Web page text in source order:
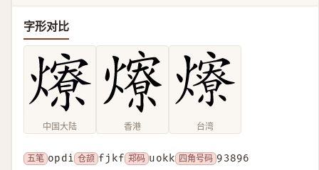
字形对比
中国大陆 香港 台湾
五笔 opdi 仓颉 fjkf 郑码 uokk 四角号码 93896